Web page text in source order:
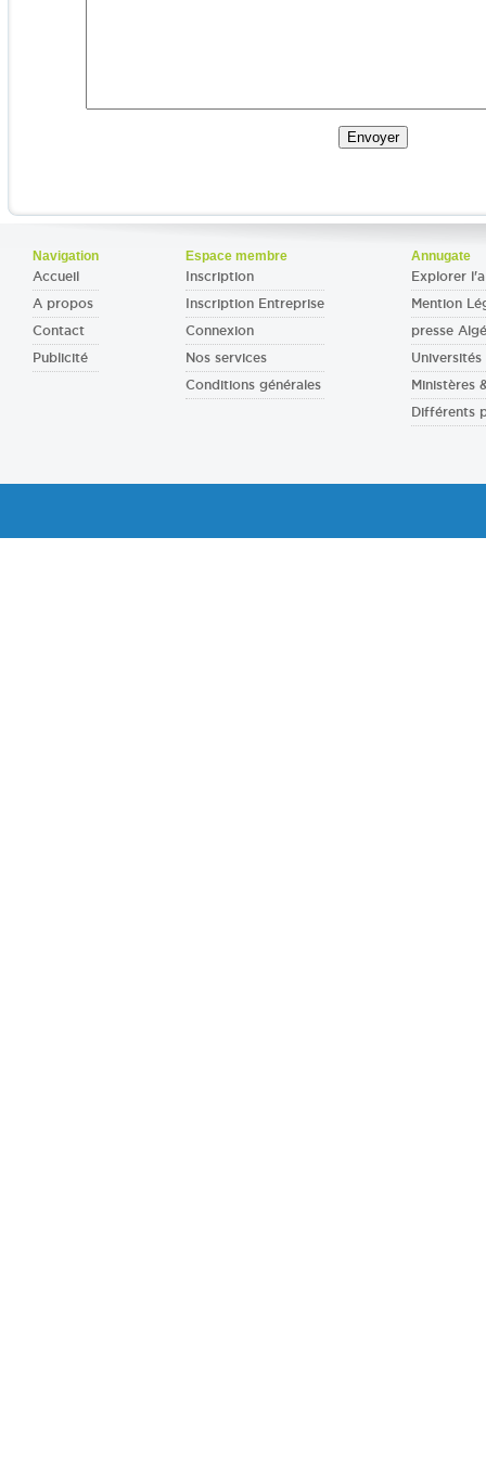
Navigation
Accueil
A propos
Contact
Publicité
Espace membre
Inscription
Inscription Entreprise
Connexion
Nos services
Conditions générales
Annugate
Explorer
Mention
presse
Ministères
Différents